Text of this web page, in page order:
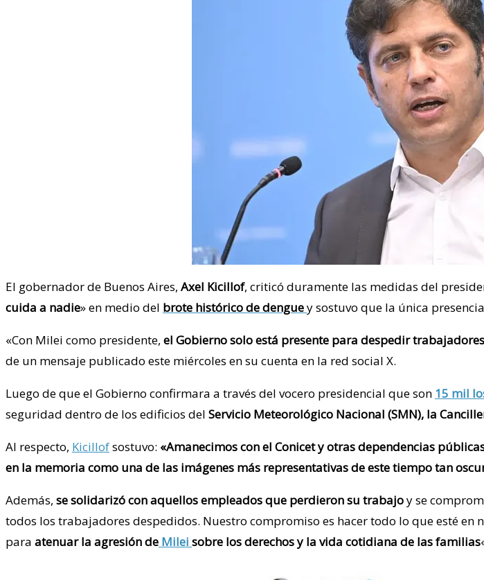
El gobernador de Buenos Aires, Axel Kicillof, criticó duramente las medidas del
cuida a nadie» en medio del brote histórico de denguey sostuvo que la única
«Con Milei como presidente, el Gobierno solo está presente para despedir
de un mensaje publicado este miércoles en su cuenta en la red social X.
Luego de que el Gobierno confirmara a través del vocero presidencial que son 15 mil
seguridad dentro de los edificios del Servicio Meteorológico Nacional (SMN), la
Al respecto, Kicillofsostuvo: «Amanecimos con el Conicet y otras dependencias
en la memoria como una de las imágenes más representativas de este tiempo tan
Además, se solidarizó con aquellos empleadosque perdieron su trabajoy se
todos los trabajadores despedidos. Nuestro compromiso es hacer todo lo que esté
para atenuar la agresión de Milei sobre los derechos y la vida cotidiana de las familias